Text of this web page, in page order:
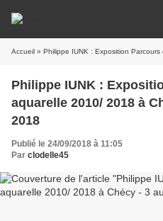
Accueil » Philippe IUNK : Exposition Parcours en
Philippe IUNK :
aquarelle 2010/ 2018 à Chécy - 3 au
2018
Publié le 24/09/2018 à 11:05
Par clodelle45